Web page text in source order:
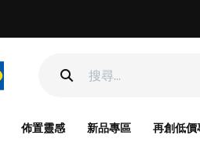
佈置靈感 新品專區 再創低價